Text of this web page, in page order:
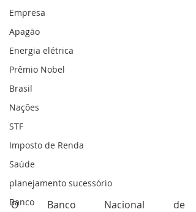
Empresa
Apagão
Energia elétrica
Prêmio Nobel
Brasil
Nações
STF
Imposto de Renda
Saúde
planejamento sucessório
Banco
O Banco Nacional de